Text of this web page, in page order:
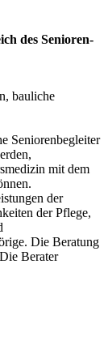
des Senioren-
bauliche
Seniorenbegleiter
mit dem
der
der Pflege,
Die Beratung
Berater